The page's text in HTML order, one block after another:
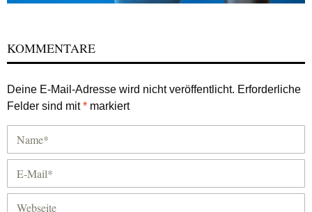
KOMMENTARE
Deine E-Mail-Adresse wird nicht veröffentlicht. Erforderliche
Felder sind mit* markiert